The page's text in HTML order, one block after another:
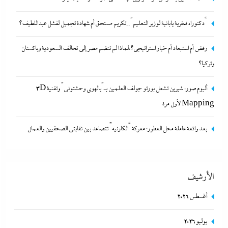
ألبوم صور: شيرين تشعل بورتو جولف العلمين بـ”يالهوى وحشتونى” وتقنية
“دكتوراه فخرية يابانية لوزير التعليم”..تكريم مستحق أم شهادة تجميل لفشل عبداللطيف؟
رفض أم استبعاد أم خيار استراتيجي؟:لماذا لم تنضم مصر إلى تحالف السعودية وباكستان
وتركيا؟
ألبوم صور: شيرين تشعل بورتو جولف العلمين بـ”يالهوى وحشتونى” وتقنية 3D
Mapping لأول مرة
بعد واقعة عاملة محل العطور: معركة “الكارنيه” تتصاعد بين نقابتى الصحفيين والعمال
الأرشيف
أغسطس 2026
يوليو 2026